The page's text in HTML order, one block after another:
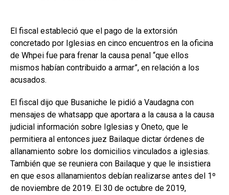
El fiscal estableció que el pago de la extorsión
concretado por Iglesias en cinco encuentros en la oficina
de Whpei fue para frenar la causa penal “que ellos
mismos habían contribuido a armar”, en relación a los
acusados.
El fiscal dijo que Busaniche le pidió a Vaudagna con
mensajes de whatsapp que aportara a la causa a la causa
judicial información sobre Iglesias y Oneto, que le
permitiera al entonces juez Bailaque dictar órdenes de
allanamiento sobre los domicilios vinculados a iglesias.
También que se reuniera con Bailaque y que le insistiera
en que esos allanamientos debían realizarse antes del 1º
de noviembre de 2019. El 30 de octubre de 2019,